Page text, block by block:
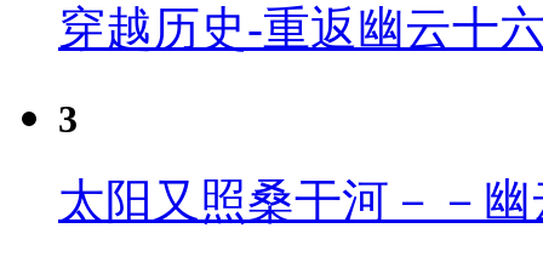
穿越历史-重返幽云十
3
太阳又照桑干河－－